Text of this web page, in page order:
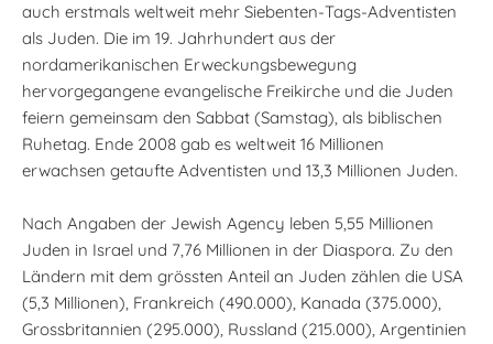
auch erstmals weltweit mehr Siebenten-Tags-Adventisten
als Juden. Die im 19. Jahrhundert aus der
nordamerikanischen Erweckungsbewegung
hervorgegangene evangelische Freikirche und die Juden
feiern gemeinsam den Sabbat (Samstag), als biblischen
Ruhetag. Ende 2008 gab es weltweit 16 Millionen
erwachsen getaufte Adventisten und 13,3 Millionen Juden.
Nach Angaben der Jewish Agency leben 5,55 Millionen
Juden in Israel und 7,76 Millionen in der Diaspora. Zu den
Ländern mit dem grössten Anteil an Juden zählen die USA
(5,3 Millionen), Frankreich (490.000), Kanada (375.000),
Grossbritannien (295.000), Russland (215.000), Argentinien